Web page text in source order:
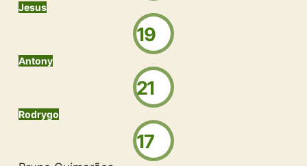
Jesus
19
Antony
21
Rodrygo
17